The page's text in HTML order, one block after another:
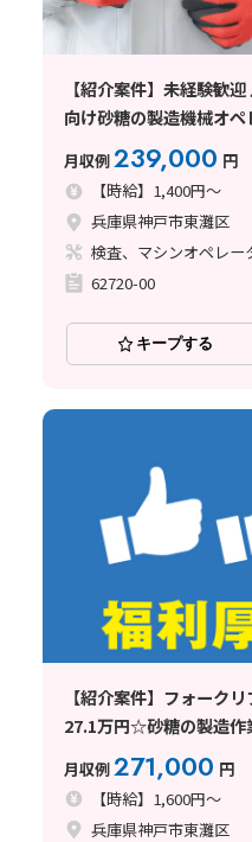
【紹介案件】未経験歓
向け砂糖の製造機械オ
月収例239,000 円
【時給】1,400円～
兵庫県神戸市東灘区
検査、マシンオペレー
62720-00
キープする
【紹介案件】フォーク
27.1万円☆砂糖の製造作
月収例271,000 円
【時給】1,600円～
兵庫県神戸市東灘区